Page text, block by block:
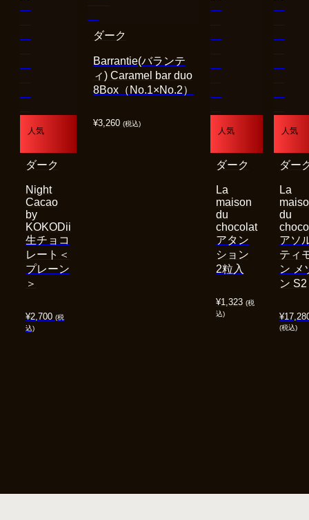
人気
¥2,700 (税
込)
Night
Cacao
by
KOKODii
生チョコ
レート＜
プレーン
＞
ダーク
¥3,260 (税込)
Barrantie(バランテ
ィ) Caramel bar duo
8Box（No.1×No.2）
ダーク
人気
¥1,323 (税
込)
La
maison
du
chocolat
アタン
ション
2粒入
ダーク
人気
¥
(税込)
La
du
アソ
ティ
ン メ
ン S2
ダー